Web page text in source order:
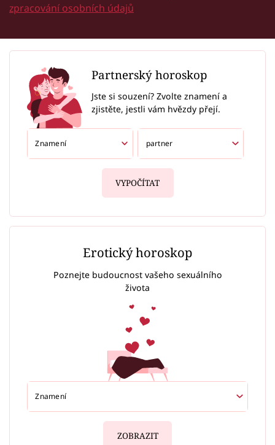
zpracování osobních údajů
Partnerský horoskop
Jste si souzení? Zvolte znamení a
zjistěte, jestli vám hvězdy přejí.
VYPOČÍTAT
Erotický horoskop
Poznejte budoucnost vašeho sexuálního
života
ZOBRAZIT